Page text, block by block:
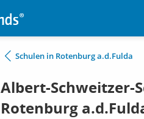
Schulen in Rotenburg a.d.Fulda
Albert-Schweitzer-
Rotenburg